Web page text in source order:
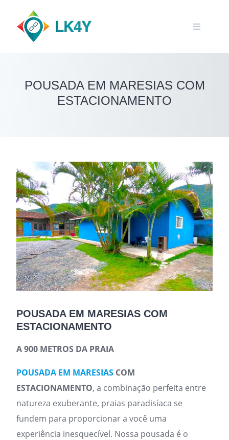
content
POUSADA EM MARESIAS COM
ESTACIONAMENTO
POUSADA EM MARESIAS COM
ESTACIONAMENTO
A 900 METROS DA PRAIA
POUSADA EM MARESIAS COM
ESTACIONAMENTO, a combinação perfeita entre
natureza exuberante, praias paradisíaca se
fundem para proporcionar a você uma
experiência inesquecível. Nossa pousada é o